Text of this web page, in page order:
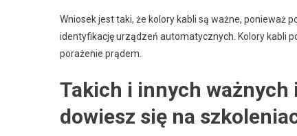
Wniosek jest taki, że kolory kabli są ważne, ponieważ
identyfikację urządzeń automatycznych. Kolory kabli
porażenie prądem.
Takich i innych
dowiesz się na